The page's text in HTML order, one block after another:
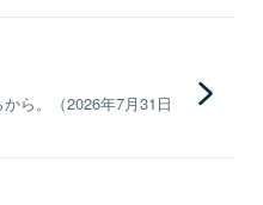
ら。（2026年7月31日